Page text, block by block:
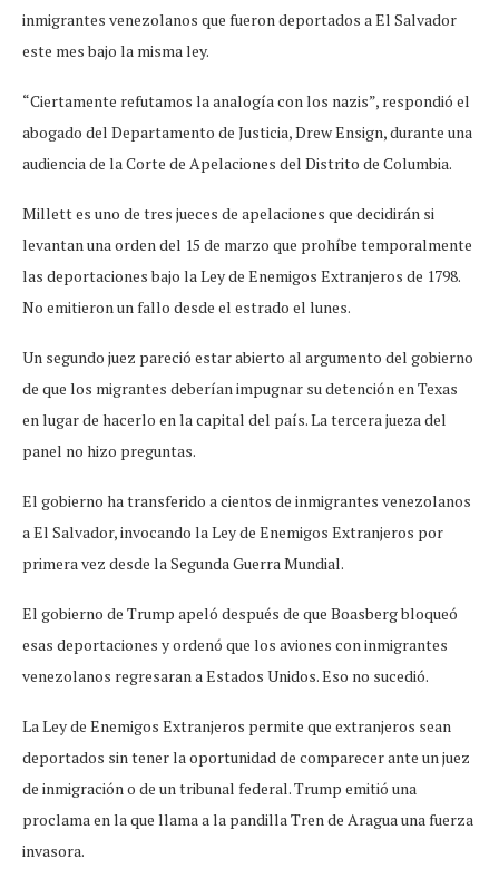
inmigrantes venezolanos que fueron deportados a El Salvador
este mes bajo la misma ley.
“Ciertamente refutamos la analogía con los nazis”, respondió el
abogado del Departamento de Justicia, Drew Ensign, durante una
audiencia de la Corte de Apelaciones del Distrito de Columbia.
Millett es uno de tres jueces de apelaciones que decidirán si
levantan una orden del 15 de marzo que prohíbe temporalmente
las deportaciones bajo la Ley de Enemigos Extranjeros de 1798.
No emitieron un fallo desde el estrado el lunes.
Un segundo juez pareció estar abierto al argumento del gobierno
de que los migrantes deberían impugnar su detención en Texas
en lugar de hacerlo en la capital del país. La tercera jueza del
panel no hizo preguntas.
El gobierno ha transferido a cientos de inmigrantes venezolanos
a El Salvador, invocando la Ley de Enemigos Extranjeros por
primera vez desde la Segunda Guerra Mundial.
El gobierno de Trump apeló después de que Boasberg bloqueó
esas deportaciones y ordenó que los aviones con inmigrantes
venezolanos regresaran a Estados Unidos. Eso no sucedió.
La Ley de Enemigos Extranjeros permite que extranjeros sean
deportados sin tener la oportunidad de comparecer ante un juez
de inmigración o de un tribunal federal. Trump emitió una
proclama en la que llama a la pandilla Tren de Aragua una fuerza
invasora.